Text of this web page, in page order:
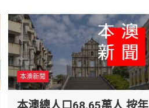
本澳新聞